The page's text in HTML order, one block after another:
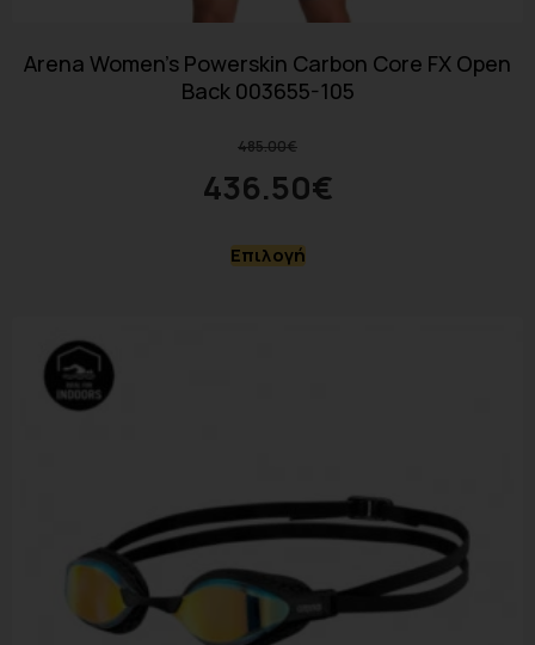
Arena Women’s Powerskin Carbon Core FX Open
Back 003655-105
485.00€
436.50€
Επιλογή